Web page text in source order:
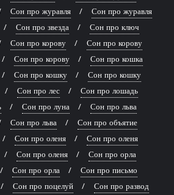
Сон про журавля
Сон про журавля
Сон про звезда
Сон про ключ
Сон про корову
Сон про корову
Сон про корову
Сон про кошка
Сон про кошку
Сон про кошку
Сон про лес
Сон про лошадь
Сон про луна
Сон про льва
Сон про льва
Сон про объятие
Сон про оленя
Сон про оленя
Сон про оленя
Сон про орла
Сон про орла
Сон про письмо
Сон про поцелуй
Сон про развод